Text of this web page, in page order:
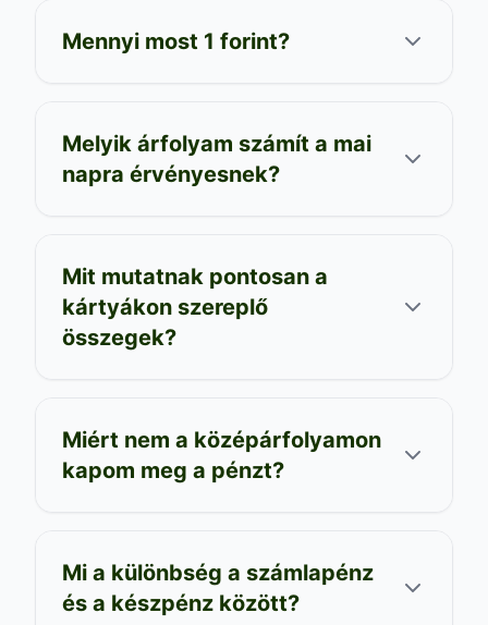
Mennyi most 1 forint?
Melyik árfolyam számít a mai
napra érvényesnek?
Mit mutatnak pontosan a
kártyákon szereplő
összegek?
Miért nem a középárfolyamon
kapom meg a pénzt?
Mi a különbség a számlapénz
és a készpénz között?